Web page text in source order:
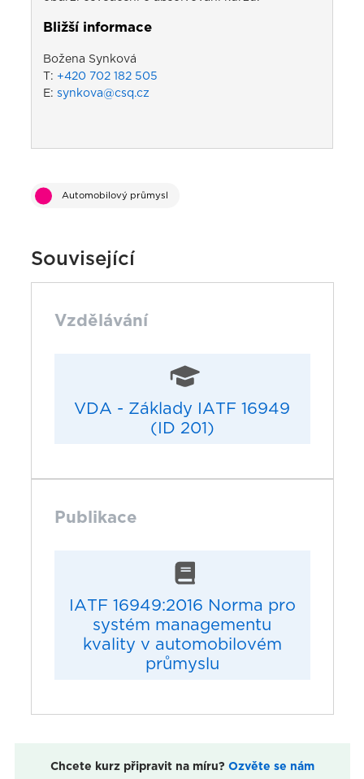
Bližší informace
Božena Synková
T: +420 702 182 505
E: synkova@csq.cz
Automobilový průmysl
Související
Vzdělávání
VDA - Základy IATF 16949
(ID 201)
Publikace
IATF 16949:2016 Norma pro
systém managementu
kvality v automobilovém
průmyslu
Chcete kurz připravit na míru? Ozvěte se nám